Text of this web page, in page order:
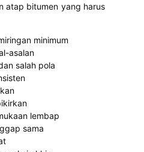
atap bitumen yang harus
minimum
asalan
salah pola
lembap
sama